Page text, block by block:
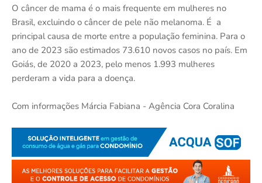
O câncer de mama é o mais frequente em mulheres no
Brasil, excluindo o câncer de pele não melanoma. É a
principal causa de morte entre a população feminina. Para o
ano de 2023 são estimados 73.610 novos casos no país. Em
Goiás, de 2020 a 2023, pelo menos 1.993 mulheres
perderam a vida para a doença.
Com informações Márcia Fabiana - Agência Cora Coralina